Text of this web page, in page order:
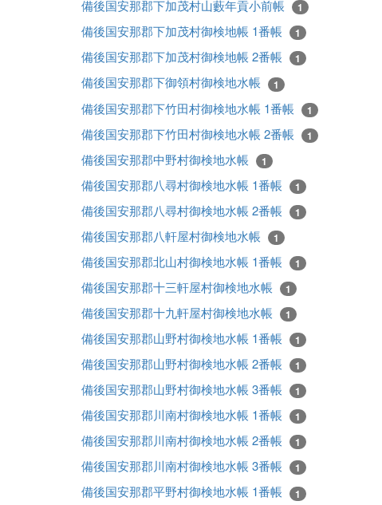
備後国安那郡下加茂村山藪年貢小前帳 1
備後国安那郡下加茂村御検地帳 1番帳 1
備後国安那郡下加茂村御検地帳 2番帳 1
備後国安那郡下御領村御検地水帳 1
備後国安那郡下竹田村御検地水帳 1番帳 1
備後国安那郡下竹田村御検地水帳 2番帳 1
備後国安那郡中野村御検地水帳 1
備後国安那郡八尋村御検地水帳 1番帳 1
備後国安那郡八尋村御検地水帳 2番帳 1
備後国安那郡八軒屋村御検地水帳 1
備後国安那郡北山村御検地水帳 1番帳 1
備後国安那郡十三軒屋村御検地水帳 1
備後国安那郡十九軒屋村御検地水帳 1
備後国安那郡山野村御検地水帳 1番帳 1
備後国安那郡山野村御検地水帳 2番帳 1
備後国安那郡山野村御検地水帳 3番帳 1
備後国安那郡川南村御検地水帳 1番帳 1
備後国安那郡川南村御検地水帳 2番帳 1
備後国安那郡川南村御検地水帳 3番帳 1
備後国安那郡平野村御検地水帳 1番帳 1